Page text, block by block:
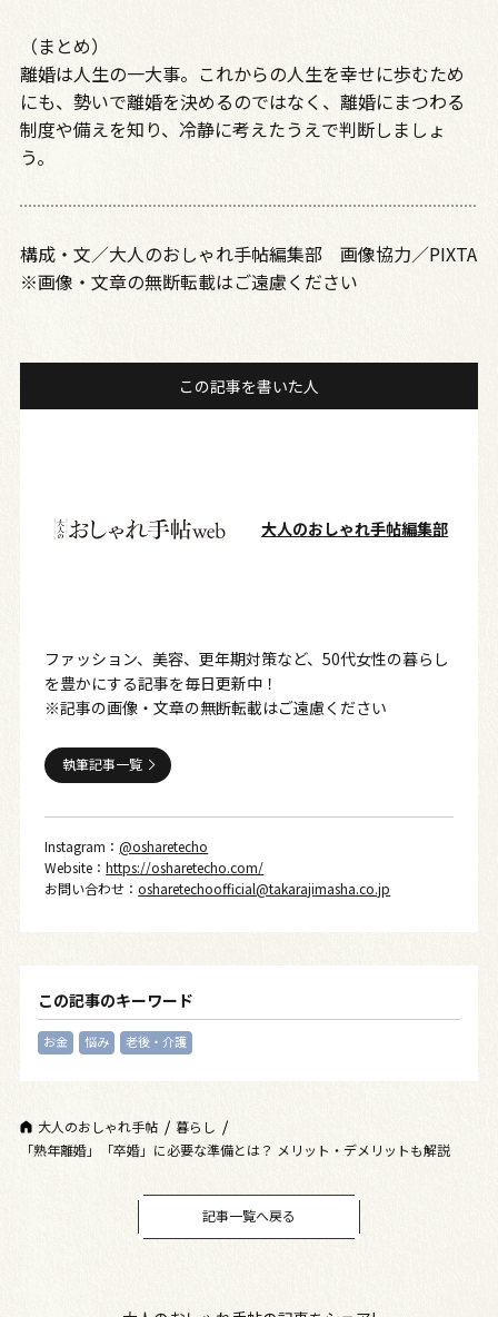
（まとめ）
離婚は人生の一大事。これからの人生を幸せに歩むため
にも、勢いで離婚を決めるのではなく、離婚にまつわる
制度や備えを知り、冷静に考えたうえで判断しましょ
う。
構成・文／大人のおしゃれ手帖編集部 画像協力／PIXTA
※画像・文章の無断転載はご遠慮ください
この記事を書いた人
大人のおしゃれ手帖編集部
ファッション、美容、更年期対策など、50代女性の暮らし
を豊かにする記事を毎日更新中！
※記事の画像・文章の無断転載はご遠慮ください
執筆記事一覧
Instagram：@osharetecho
Website：https://osharetecho.com/
お問い合わせ：osharetechoofficial@takarajimasha.co.jp
この記事のキーワード
お金 悩み 老後・介護
大人のおしゃれ手帖
暮らし
「熟年離婚」「卒婚」に必要な準備とは？ メリット・デメリットも解説
記事一覧へ戻る